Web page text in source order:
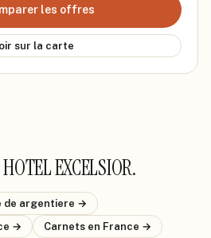
les offres
sur la carte
HOTEL EXCELSIOR.
de argentiere →
→ Carnets en France →